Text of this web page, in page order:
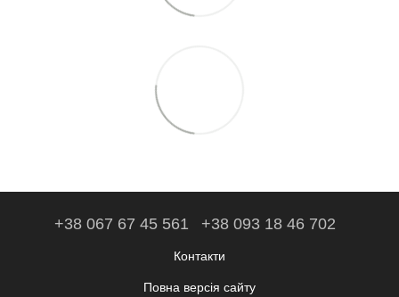
+38 067 67 45 561 +38 093 18 46 702
Контакти
Повна версія сайту